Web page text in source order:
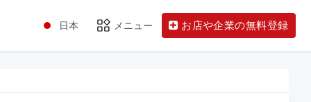
日本 メニュー お店や企業の無料登録